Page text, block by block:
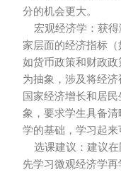
分的机会更大。
宏观经济学：获得
家层面的经济指标
如货币政策和财政
为抽象，涉及将经
国家经济增长和居
象，要求学生具备
学的基础，学习起来
选课建议：建议在
先学习微观经济学再